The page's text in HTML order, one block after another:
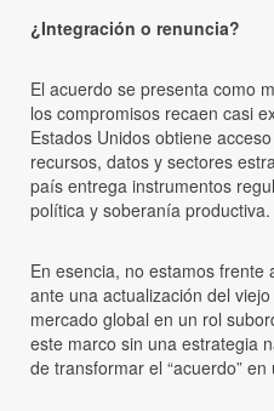
¿Integración o renuncia?
El acuerdo se presenta como
los compromisos recaen casi
Estados Unidos obtiene
recursos, datos y sectores
país entrega instrumentos
política y soberanía productiva.
En esencia, no estamos frente
ante una actualización del
mercado global en un rol
este marco sin una estrategia
de transformar el “acuerdo”